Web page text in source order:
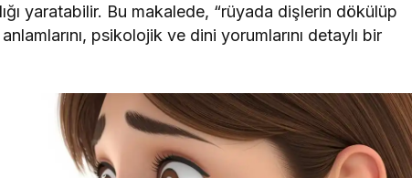
yaratabilir. Bu makalede, “rüyada dişlerin dökülüp
psikolojik ve dini yorumlarını detaylı bir